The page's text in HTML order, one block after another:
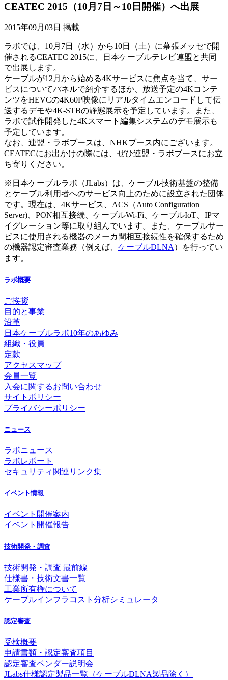
CEATEC 2015（10月7日～10日開催）へ出展
2015年09月03日 掲載
ラボでは、10月7日（水）から10日（土）に幕張メッセで開
催されるCEATEC 2015に、日本ケーブルテレビ連盟と共同
で出展します。
ケーブルが12月から始める4Kサービスに焦点を当て、サー
ビスについてパネルで紹介するほか、放送予定の4Kコンテ
ンツをHEVCの4K60P映像にリアルタイムエンコードして伝
送するデモや4K-STBの静態展示を予定しています。また、
ラボで試作開発した4Kスマート編集システムのデモ展示も
予定しています。
なお、連盟・ラボブースは、NHKブース内にございます。
CEATECにお出かけの際には、ぜひ連盟・ラボブースにお立
ち寄りください。
※日本ケーブルラボ（JLabs）は、ケーブル技術基盤の整備
とケーブル利用者へのサービス向上のために設立された団体
です。現在は、4Kサービス、ACS（Auto Configuration
Server)、PON相互接続、ケーブルWi-Fi、ケーブルIoT、IPマ
イグレーション等に取り組んでいます。また、ケーブルサー
ビスに使用される機器のメーカ間相互接続性を確保するため
の機器認定審査業務（例えば、 ケーブルDLNA）を行ってい
ます。
ラボ概要
ご挨拶
目的と事業
沿革
日本ケーブルラボ10年のあゆみ
組織・役員
定款
アクセスマップ
会員一覧
入会に関するお問い合わせ
サイトポリシー
プライバシーポリシー
ニュース
ラボニュース
ラボレポート
セキュリティ関連リンク集
イベント情報
イベント開催案内
イベント開催報告
技術開発・調査
技術開発・調査 最前線
仕様書・技術文書一覧
工業所有権について
ケーブルインフラコスト分析シミュレータ
認定審査
受検概要
申請書類・認定審査項目
認定審査ベンダー説明会
JLabs仕様認定製品一覧（ケーブルDLNA製品除く）